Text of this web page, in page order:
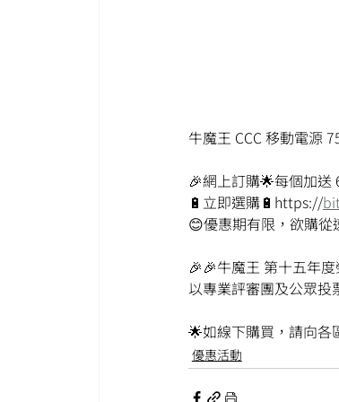
牛魔王 CCC 移動電源
🎉網上訂購🌟每個加送
🔋立即選購🔋https://
😊優惠期有限，欲購從
🎉🎉牛魔王 第十五年
以專業評審團及公眾投
🌟如線下購買，請向各
優惠活動